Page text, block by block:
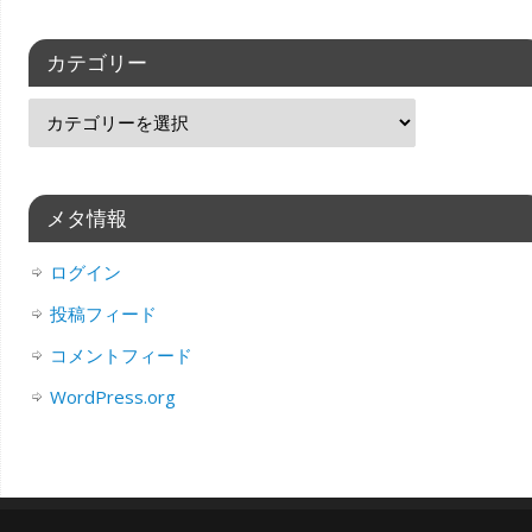
カテゴリー
メタ情報
ログイン
投稿フィード
コメントフィード
WordPress.org